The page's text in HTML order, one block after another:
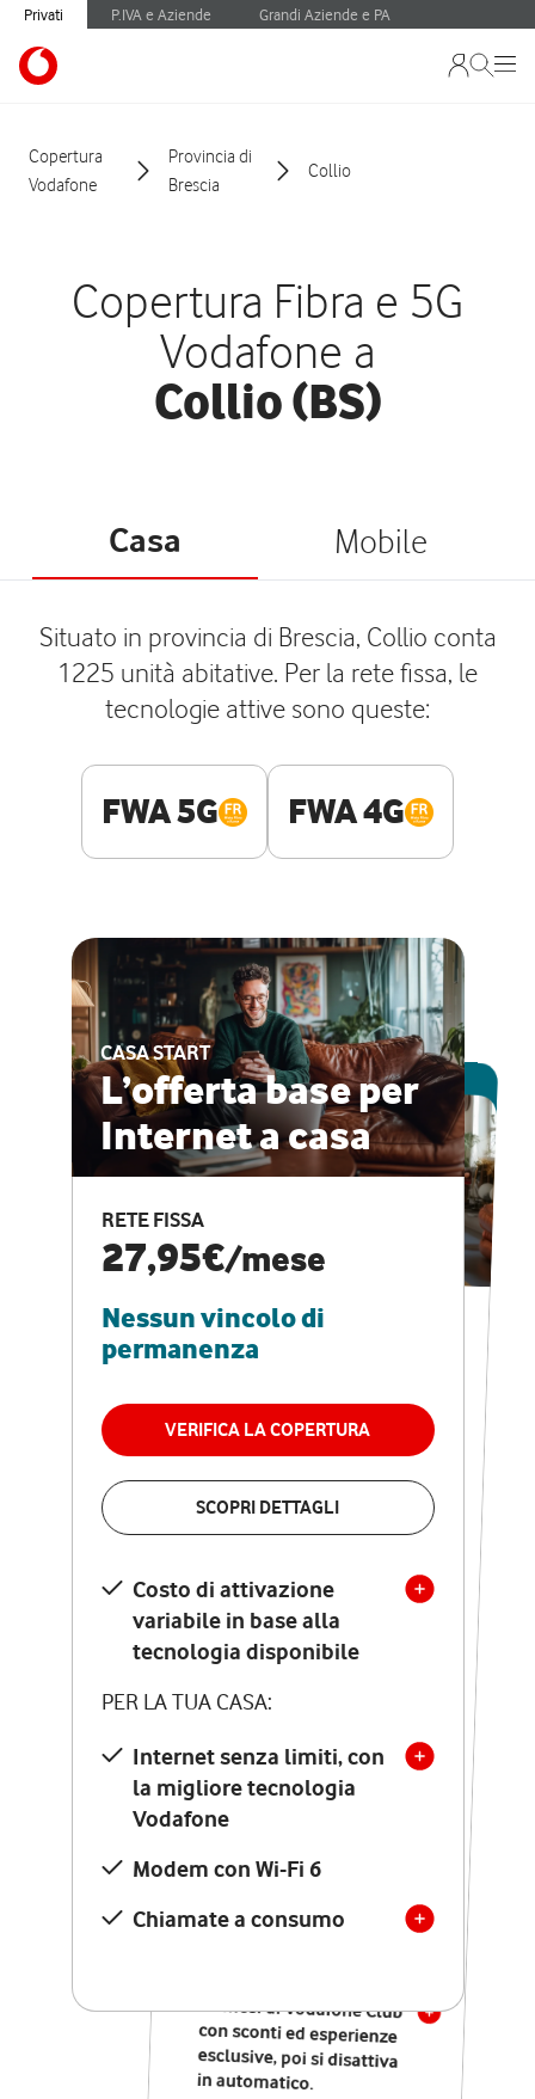
Privati P.IVA e Aziende Grandi Aziende e PA
Copertura
Vodafone
Provincia di
Brescia
Collio
Copertura Fibra e 5G
Vodafone a
Collio (BS)
Casa Mobile
Situato in provincia di Brescia, Collio conta
1225 unità abitative. Per la rete fissa, le
tecnologie attive sono queste:
FWA 5G FWA 4G
CASA START
L’offerta base per
Internet a casa
RETE FISSA
27,95€/mese
Nessun vincolo di
permanenza
VERIFICA LA COPERTURA
SCOPRI DETTAGLI
Costo di attivazione
variabile in base alla
tecnologia disponibile
PER LA TUA CASA:
Internet senza limiti, con
la migliore tecnologia
Vodafone
Modem con Wi-Fi 6
Chiamate a consumo
ESCLUSIVA ONLINE
CASA PRO
Internet veloce e
vantaggi speciali
RETE FISSA + VODAFONE CLUB
29,95€
permanenza
VERIFICA LA COPERTURA
Costo di attivazione
variabile in base alla
tecnologia disponibile
PER LA TUA CASA:
Internet senza limiti, con
la migliore tecnologia
Vodafone
Modem Seven con Wi-Fi 7
Chiamate illimitate verso
numeri fissi e mobili
nazionali
12 mesi di Vodafone Club
con sconti ed esperienze
esclusive, poi si disattiva
in automatico.